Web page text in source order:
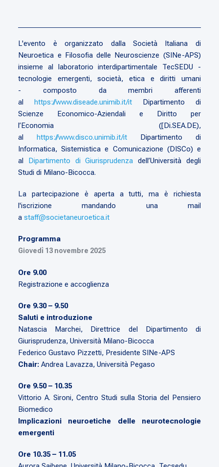
L'evento è organizzato dalla Società Italiana di
Neuroetica e Filosofia delle Neuroscienze (SINe-APS)
insieme al laboratorio interdipartimentale TecSEDU -
tecnologie emergenti, società, etica e diritti umani
- composto da membri afferenti
alhttps://www.diseade.unimib.it/it Dipartimento di
Scienze Economico-Aziendali e Diritto per
l’Economia ([Di.SEA.DE),
alhttps://www.disco.unimib.it/it Dipartimento di
Informatica, Sistemistica e Comunicazione (DISCo) e
al Dipartimento di Giurisprudenza dell’Università degli
Studi di Milano-Bicocca.
La partecipazione è aperta a tutti, ma è richiesta
l'iscrizione mandando una mail
astaff@societaneuroetica.it
Programma
Giovedì 13 novembre 2025
Ore 9.00
Registrazione e accoglienza
Ore 9.30 – 9.50
Saluti e introduzione
Natascia Marchei, Direttrice del Dipartimento di
Giurisprudenza, Università Milano-Bicocca
Federico Gustavo Pizzetti, Presidente SINe-APS
Chair: Andrea Lavazza, Università Pegaso
Ore 9.50 – 10.35
Vittorio A. Sironi, Centro Studi sulla Storia del Pensiero
Biomedico
Implicazioni neuroetiche delle neurotecnologie
emergenti
Ore 10.35 – 11.05